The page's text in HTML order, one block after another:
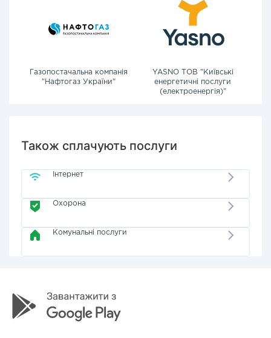
Газопостачальна компанія
"Нафтогаз України"
YASNO ТОВ "Київські
енергетичні послуги
(електроенергія)"
Також сплачують послуги
Інтернет
Охорона
Комунальні послуги